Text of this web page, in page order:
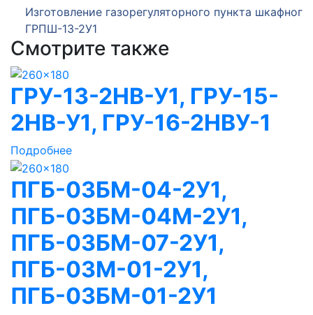
Изготовление газорегуляторного пункта шкафного
ГРПШ-13-2У1
Смотрите также
ГРУ-13-2НВ-У1, ГРУ-15-
2НВ-У1, ГРУ-16-2НВУ-1
Подробнее
ПГБ-03БМ-04-2У1,
ПГБ-03БМ-04М-2У1,
ПГБ-03БМ-07-2У1,
ПГБ-03М-01-2У1,
ПГБ-03БМ-01-2У1